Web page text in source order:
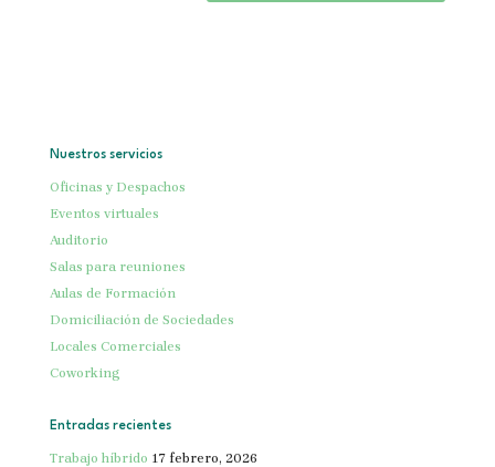
Nuestros servicios
Oficinas y Despachos
Eventos virtuales
Auditorio
Salas para reuniones
Aulas de Formación
Domiciliación de Sociedades
Locales Comerciales
Coworking
Entradas recientes
Trabajo híbrido 17 febrero, 2026